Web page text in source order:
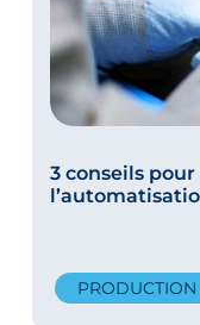
3 conseils
PRODUCTION